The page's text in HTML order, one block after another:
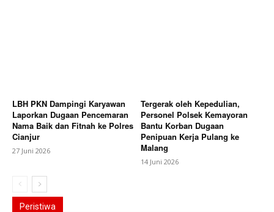
LBH PKN Dampingi Karyawan
Laporkan Dugaan Pencemaran
Nama Baik dan Fitnah ke Polres
Cianjur
27 Juni 2026
Tergerak oleh Kepedulian,
Personel Polsek Kemayoran
Bantu Korban Dugaan
Penipuan Kerja Pulang ke
Malang
14 Juni 2026
Peristiwa